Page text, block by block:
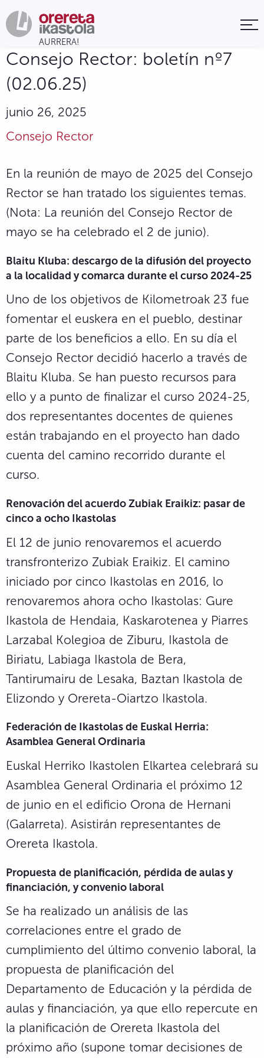
Consejo Rector: boletín nº7
(02.06.25)
junio 26, 2025
Consejo Rector
En la reunión de mayo de 2025 del Consejo
Rector se han tratado los siguientes temas.
(Nota: La reunión del Consejo Rector de
mayo se ha celebrado el 2 de junio).
Blaitu Kluba: descargo de la difusión del proyecto
a la localidad y comarca durante el curso 2024-25
Uno de los objetivos de Kilometroak 23 fue
fomentar el euskera en el pueblo, destinar
parte de los beneficios a ello. En su día el
Consejo Rector decidió hacerlo a través de
Blaitu Kluba. Se han puesto recursos para
ello y a punto de finalizar el curso 2024-25,
dos representantes docentes de quienes
están trabajando en el proyecto han dado
cuenta del camino recorrido durante el
curso.
Renovación del acuerdo Zubiak Eraikiz: pasar de
cinco a ocho Ikastolas
El 12 de junio renovaremos el acuerdo
transfronterizo Zubiak Eraikiz. El camino
iniciado por cinco Ikastolas en 2016, lo
renovaremos ahora ocho Ikastolas: Gure
Ikastola de Hendaia, Kaskarotenea y Piarres
Larzabal Kolegioa de Ziburu, Ikastola de
Biriatu, Labiaga Ikastola de Bera,
Tantirumairu de Lesaka, Baztan Ikastola de
Elizondo y Orereta-Oiartzo Ikastola.
Federación de Ikastolas de Euskal Herria:
Asamblea General Ordinaria
Euskal Herriko Ikastolen Elkartea celebrará su
Asamblea General Ordinaria el próximo 12
de junio en el edificio Orona de Hernani
(Galarreta). Asistirán representantes de
Orereta Ikastola.
Propuesta de planificación, pérdida de aulas y
financiación, y convenio laboral
Se ha realizado un análisis de las
correlaciones entre el grado de
cumplimiento del último convenio laboral, la
propuesta de planificación del
Departamento de Educación y la pérdida de
aulas y financiación, ya que ello repercute en
la planificación de Orereta Ikastola del
próximo año (supone tomar decisiones de